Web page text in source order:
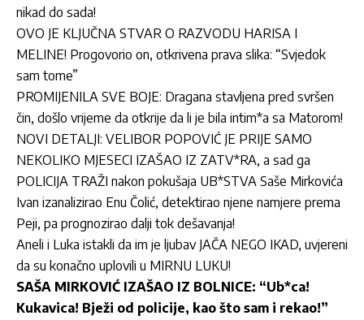
nikad do sada!
OVO JE KLJUČNA STVAR O RAZVODU HARISA I
MELINE! Progovorio on, otkrivena prava slika: “Svjedok
sam tome”
PROMIJENILA SVE BOJE: Dragana stavljena pred svršen
čin, došlo vrijeme da otkrije da li je bila intim*a sa Matorom!
NOVI DETALJI: VELIBOR POPOVIĆ JE PRIJE SAMO
NEKOLIKO MJESECI IZAŠAO IZ ZATV*RA, a sad ga
POLICIJA TRAŽI nakon pokušaja UB*STVA Saše Mirkovića
Ivan izanalizirao Enu Čolić, detektirao njene namjere prema
Peji, pa prognozirao dalji tok dešavanja!
Aneli i Luka istakli da im je ljubav JAČA NEGO IKAD, uvjereni
da su konačno uplovili u MIRNU LUKU!
SAŠA MIRKOVIĆ IZAŠAO IZ BOLNICE: “Ub*ca!
Kukavica! Bježi od policije, kao što sam i rekao!”